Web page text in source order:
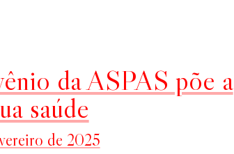
da ASPAS põe a
saúde
de 2025